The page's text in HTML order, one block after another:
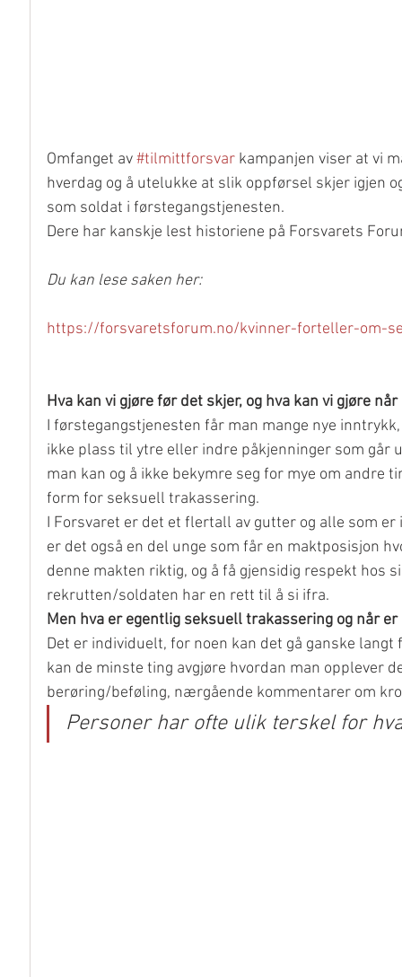
Omfanget av #tilmittforsvar kampanjen viser at vi
hverdag og å utelukke at slik oppførsel skjer igjen
som soldat i førstegangstjenesten.
Dere har kanskje lest historiene på Forsvarets
Du kan lese saken her:
https://forsvaretsforum.no/kvinner-forteller-om-
Hva kan vi gjøre før det skjer, og hva kan vi gjøre
I førstegangstjenesten får man mange nye
ikke plass til ytre eller indre påkjenninger som går
man kan og å ikke bekymre seg for mye om
form for seksuell trakassering.
I Forsvaret er det et flertall av gutter og alle som
er det også en del unge som får en maktposisjon
denne makten riktig, og å få gjensidig respekt hos
rekrutten/soldaten har en rett til å si ifra.
Men hva er egentlig seksuell trakassering og når er
Det er individuelt, for noen kan det gå ganske
kan de minste ting avgjøre hvordan man opplever
berøring/beføling, nærgående kommentarer om
Personer har ofte ulik terskel for